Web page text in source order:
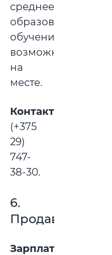
среднее
образование,
обучение
возможно
на
месте.
Контакты:
(+375
29)
747-
38-30.
6.
Продавец
Зарплата: